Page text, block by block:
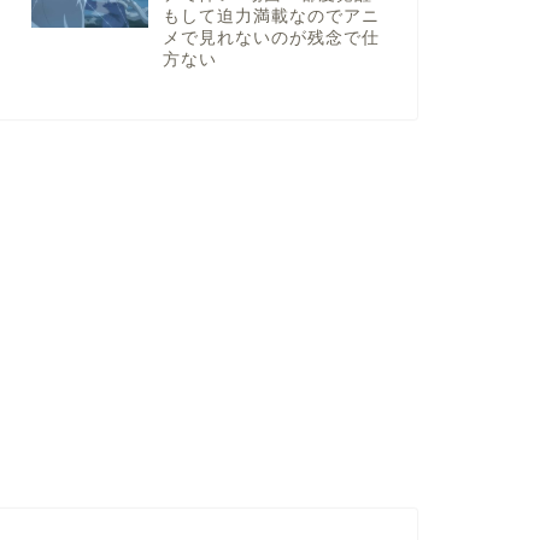
もして迫力満載なのでアニ
メで見れないのが残念で仕
方ない